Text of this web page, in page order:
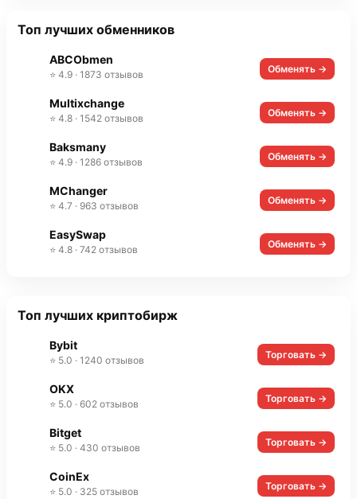
Топ лучших обменников
ABCObmen
⭐ 4.9 · 1873 отзывов Обменять →
Multixchange
⭐ 4.8 · 1542 отзывов Обменять →
Baksmany
⭐ 4.9 · 1286 отзывов Обменять →
MChanger
⭐ 4.7 · 963 отзывов Обменять →
EasySwap
⭐ 4.8 · 742 отзывов Обменять →
Топ лучших криптобирж
Bybit
⭐ 5.0 · 1240 отзывов Торговать →
OKX
⭐ 5.0 · 602 отзывов Торговать →
Bitget
⭐ 5.0 · 430 отзывов Торговать →
CoinEx
⭐ 5.0 · 325 отзывов Торговать →